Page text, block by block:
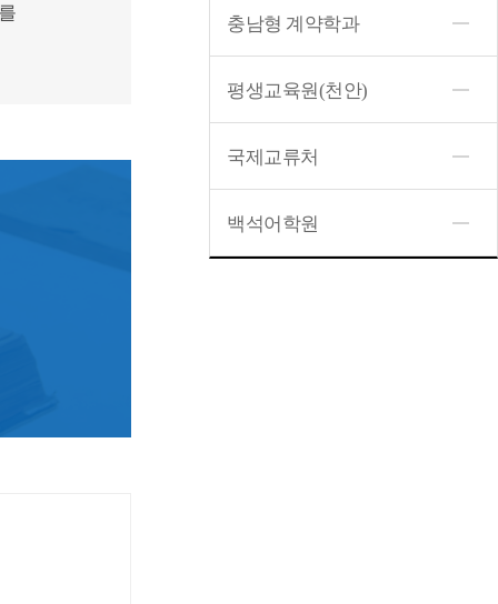
충남형 계약학과
평생교육원(천안)
국제교류처
백석어학원